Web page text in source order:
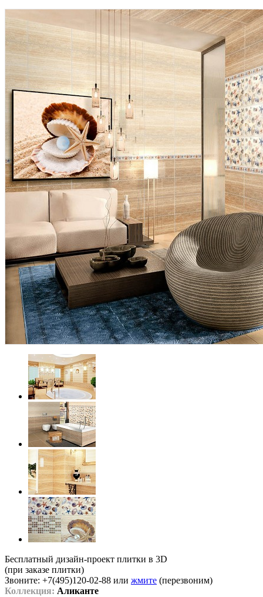
Бесплатный дизайн-проект плитки в 3D
(при заказе плитки)
Звоните: +7(495)120-02-88 или жмите (перезвоним)
Коллекция: Аликанте